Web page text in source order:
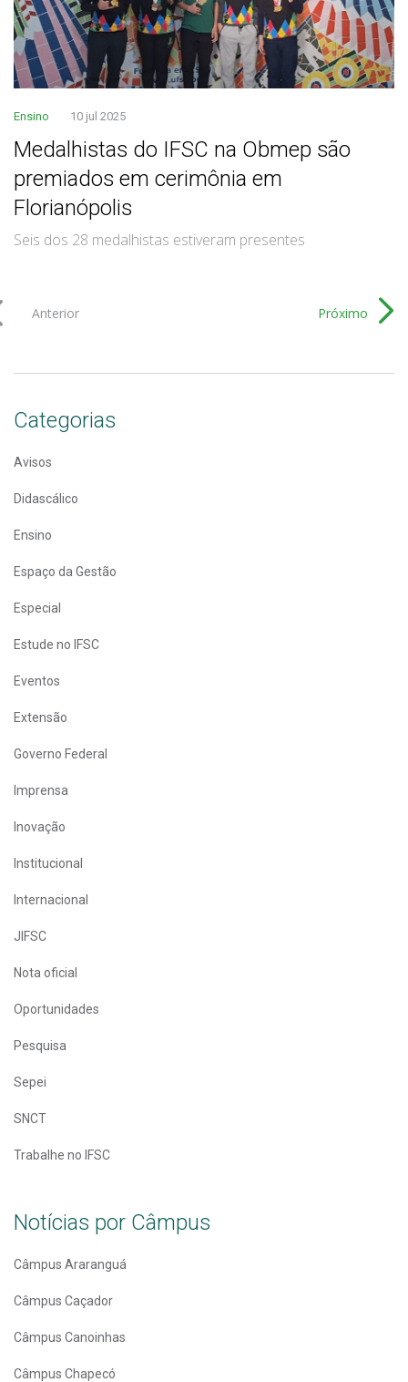
Ensino 10 jul 2025
Medalhistas do IFSC na Obmep são
premiados em cerimônia em
Florianópolis
Seis dos 28 medalhistas estiveram presentes
Anterior Próximo
Categorias
Avisos
Didascálico
Ensino
Espaço da Gestão
Especial
Estude no IFSC
Eventos
Extensão
Governo Federal
Imprensa
Inovação
Institucional
Internacional
JIFSC
Nota oficial
Oportunidades
Pesquisa
Sepei
SNCT
Trabalhe no IFSC
Notícias por Câmpus
Câmpus Araranguá
Câmpus Caçador
Câmpus Canoinhas
Câmpus Chapecó